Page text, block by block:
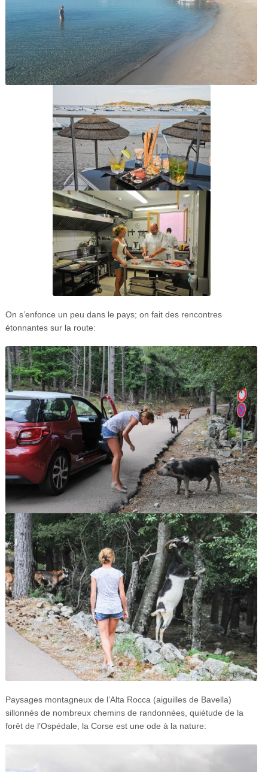
On s’enfonce un peu dans le pays; on fait des rencontres
étonnantes sur la route:
Paysages montagneux de l’Alta Rocca (aiguilles de Bavella)
sillonnés de nombreux chemins de randonnées, quiétude de la
forêt de l’Ospédale, la Corse est une ode à la nature: